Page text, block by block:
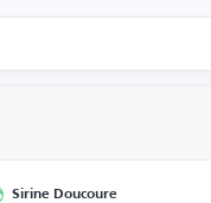
Sirine Doucoure